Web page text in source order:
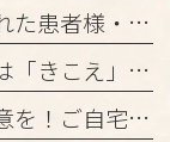
吃音（どもり）のご相談で来院された患者様・ご家族の皆様へ
ゴールデンウィークやお盆の帰省は「きこえ」のチェックのチャンス！難聴と認知機能の関係について
梅雨～夏の補聴器トラブルにご注意を！ご自宅でのケアと定期メンテナンスのお願い